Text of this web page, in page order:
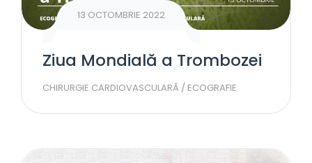
13 OCTOMBRIE 2022
Ziua Mondială a Trombozei
CHIRURGIE CARDIOVASCULARĂ / ECOGRAFIE